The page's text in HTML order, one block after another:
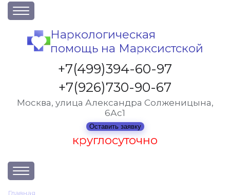
О клинике
Акции
Вакансии
Лицензии
Статьи
Наркологическая
помощь на Марксистской
+7(499)394-60-97
+7(926)730-90-67
Москва, улица Александра Солженицына,
6Ас1
Оставить заявку
круглосуточно
Услуги и стоимость
Главная